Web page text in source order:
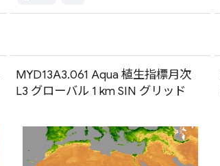
MYD13A3.061 Aqua 植生指標月次
L3 グローバル 1 km SIN グリッド